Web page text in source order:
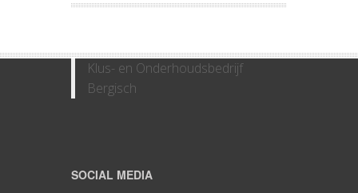
Klus- en Onderhoudsbedrijf
Bergisch
SOCIAL MEDIA